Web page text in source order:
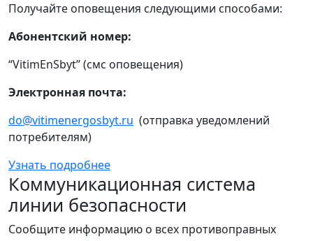
Получайте оповещения следующими способами:
Абонентский номер:
“VitimEnSbyt” (смс оповещения)
Электронная почта:
do@vitimenergosbyt.ru (отправка уведомлений
потребителям)
Узнать подробнее
Коммуникационная система
линии безопасности
Сообщите информацию о всех противоправных